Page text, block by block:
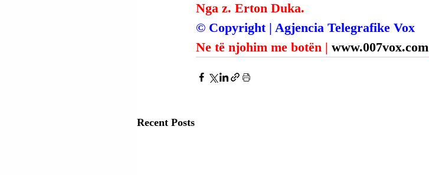
Nga z. Erton Duka.
© Copyright | Agjencia Telegrafike Vox
Ne të njohim me botën | www.007vox.com
Recent Posts